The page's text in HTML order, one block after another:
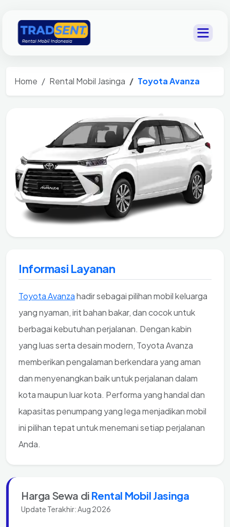
Home Rental Mobil Jasinga Toyota Avanza
Informasi Layanan
Toyota Avanzahadir sebagai pilihan mobil keluarga
yang nyaman, irit bahan bakar, dan cocok untuk
berbagai kebutuhan perjalanan. Dengan kabin
yang luas serta desain modern, Toyota Avanza
memberikan pengalaman berkendara yang aman
dan menyenangkan baik untuk perjalanan dalam
kota maupun luar kota. Performa yang handal dan
kapasitas penumpang yang lega menjadikan mobil
ini pilihan tepat untuk menemani setiap perjalanan
Anda.
Harga Sewa di Rental Mobil Jasinga
Update Terakhir: Aug 2026